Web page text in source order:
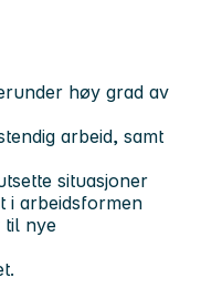
høy grad av
arbeid, samt
situasjoner
i arbeidsformen
til nye